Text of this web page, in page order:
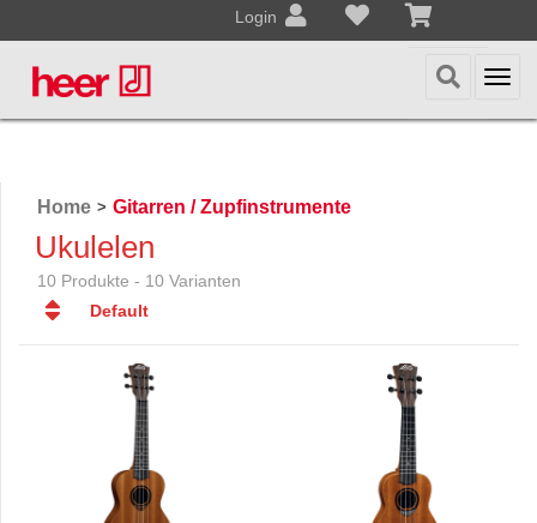
Login
Home > Gitarren / Zupfinstrumente
Ukulelen
10 Produkte - 10 Varianten
Default
Default
Datum
Datum
Name
Name
Preis